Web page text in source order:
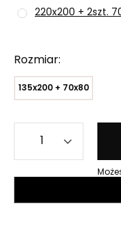
220x200 + 2szt.
Rozmiar
135x200 + 70x80